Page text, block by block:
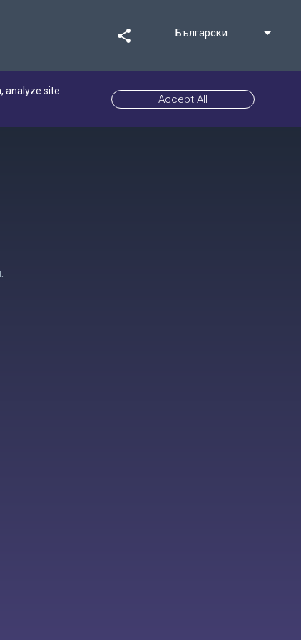
share Български
analyze site
Accept All